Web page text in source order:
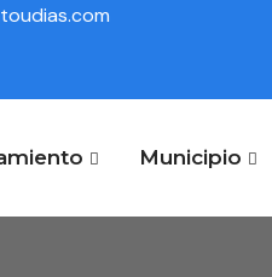
Municipio